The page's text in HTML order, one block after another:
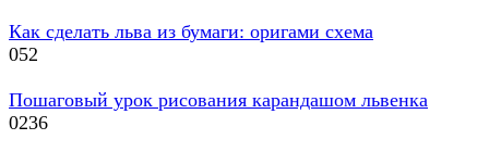
Как сделать льва из бумаги: оригами схема
052
Пошаговый урок рисования карандашом львенка
0236